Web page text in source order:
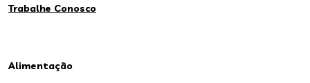
Trabalhe Conosco
Alimentação